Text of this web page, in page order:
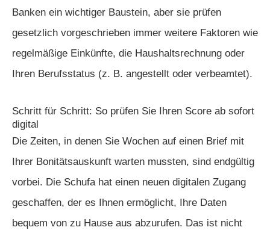
Banken ein wichtiger Baustein, aber sie prüfen
gesetzlich vorgeschrieben immer weitere Faktoren wie
regelmäßige Einkünfte, die Haushaltsrechnung oder
Ihren Berufsstatus (z. B. angestellt oder verbeamtet).
Schritt für Schritt: So prüfen Sie Ihren Score ab sofort
digital
Die Zeiten, in denen Sie Wochen auf einen Brief mit
Ihrer Bonitätsauskunft warten mussten, sind endgültig
vorbei. Die Schufa hat einen neuen digitalen Zugang
geschaffen, der es Ihnen ermöglicht, Ihre Daten
bequem von zu Hause aus abzurufen. Das ist nicht